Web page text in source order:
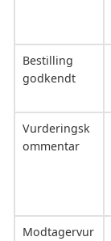
Bestilling
godkendt
Vurderingsk
ommentar
Modtagervur